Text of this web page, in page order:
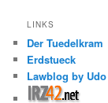
LINKS
Der Tuedelkram
Erdstueck
Lawblog by